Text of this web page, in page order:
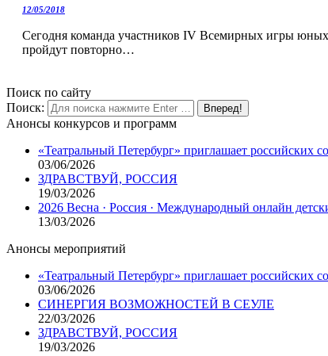
12/05/2018
Сегодня команда участников IV Всемирных игры юных
пройдут повторно…
Поиск по сайту
Поиск:
Анонсы конкурсов и программ
«Театральный Петербург» приглашает российских
03/06/2026
ЗДРАВСТВУЙ, РОССИЯ
19/03/2026
2026 Весна · Россия · Международный онлайн
13/03/2026
Анонсы мероприятий
«Театральный Петербург» приглашает российских
03/06/2026
СИНЕРГИЯ ВОЗМОЖНОСТЕЙ В СЕУЛЕ
22/03/2026
ЗДРАВСТВУЙ, РОССИЯ
19/03/2026